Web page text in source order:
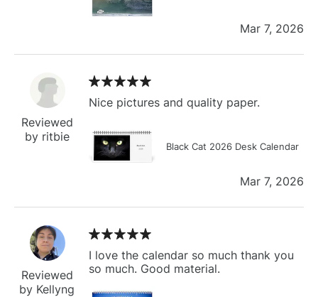
Mar 7, 2026
Reviewed
by ritbie
Nice pictures and quality paper.
Black Cat 2026 Desk Calendar
Mar 7, 2026
Reviewed
by Kellyng
I love the calendar so much thank you
so much. Good material.